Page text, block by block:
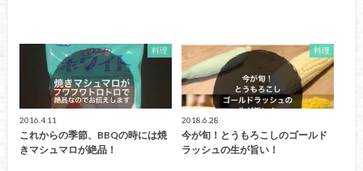
料理
2016.4.11
これからの季節、BBQの時には焼
きマシュマロが絶品！
料理
2018.6.28
今が旬！とうもろこしのゴールド
ラッシュの生が旨い！